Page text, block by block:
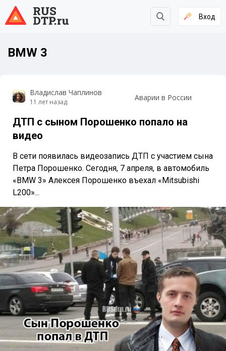
Вход
BMW 3
Владислав Чаплинов
11 лет назад Аварии в России
ДТП с сыном Порошенко попало на
видео
В сети появилась видеозапись ДТП с участием сына
Петра Порошенко. Сегодня, 7 апреля, в автомобиль
«BMW 3» Алексея Порошенко въехал «Mitsubishi
L200»...